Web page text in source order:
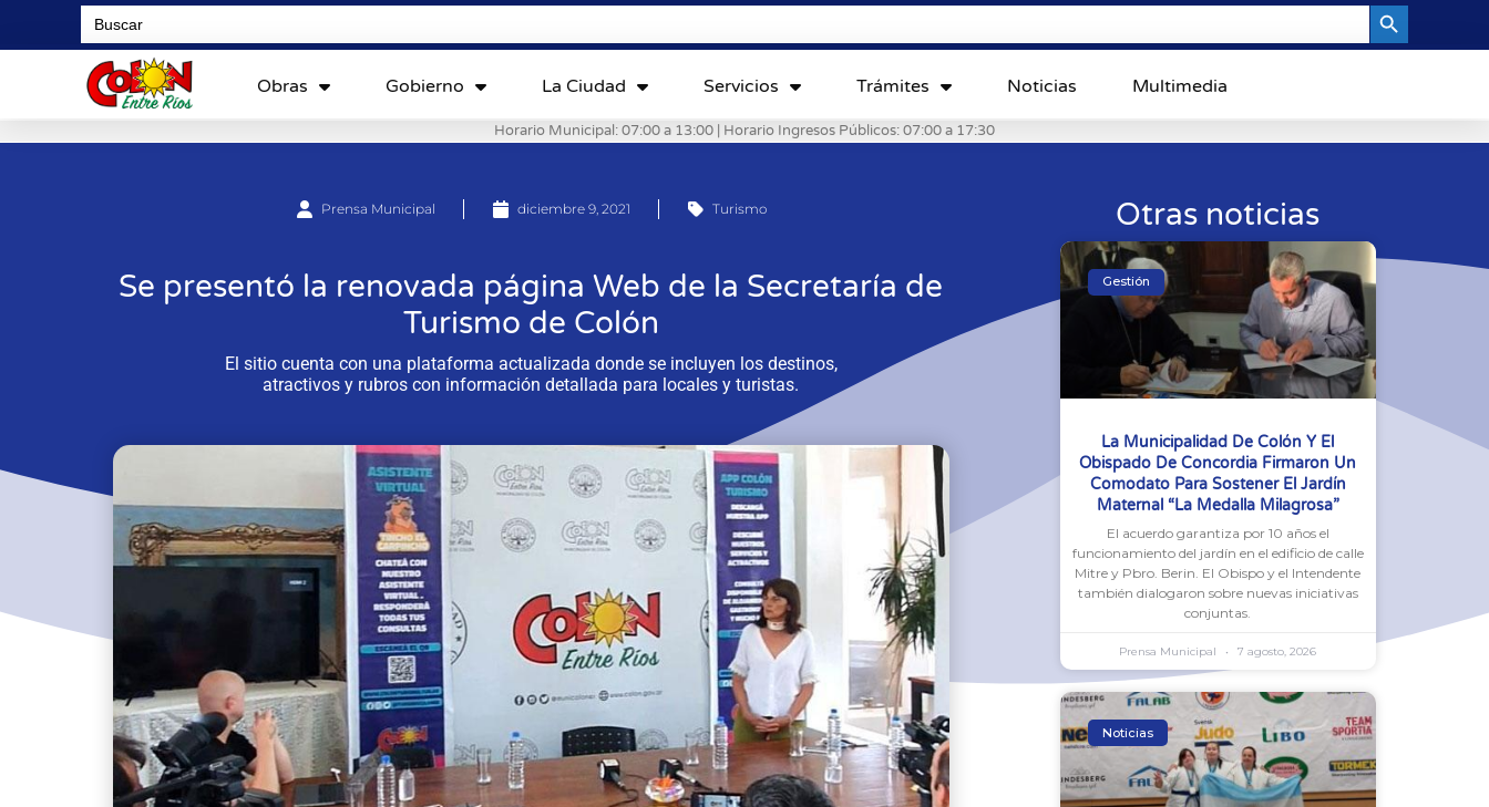
Search
for:
Obras Gobierno La Ciudad Servicios Trámites Noticias Multimedia
Horario Municipal: 07:00 a 13:00 | Horario Ingresos Públicos: 07:00 a 17:30
Prensa Municipal diciembre 9, 2021 Turismo
Se presentó la renovada página Web de la Secretaría de
Turismo de Colón
El sitio cuenta con una plataforma actualizada donde se incluyen los destinos,
atractivos y rubros con información detallada para locales y turistas.
Otras noticias
Gestión
La Municipalidad De Colón Y El
Obispado De Concordia Firmaron Un
Comodato Para Sostener El Jardín
Maternal “La Medalla Milagrosa”
El acuerdo garantiza por 10 años el
funcionamiento del jardín en el edificio de calle
Mitre y Pbro. Berin. El Obispo y el Intendente
también dialogaron sobre nuevas iniciativas
conjuntas.
Prensa Municipal 7 agosto, 2026
Noticias